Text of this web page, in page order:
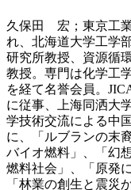
久保田 宏；東京工業
れ、北海道大学工学
研究所教授、資源循
教授。専門は化学工
を経て名誉会員。
に従事、上海同洒大
学技術交流による中
に、「ルブランの末
バイオ燃料」、「幻
燃料社会」、「原発
「林業の創生と震災